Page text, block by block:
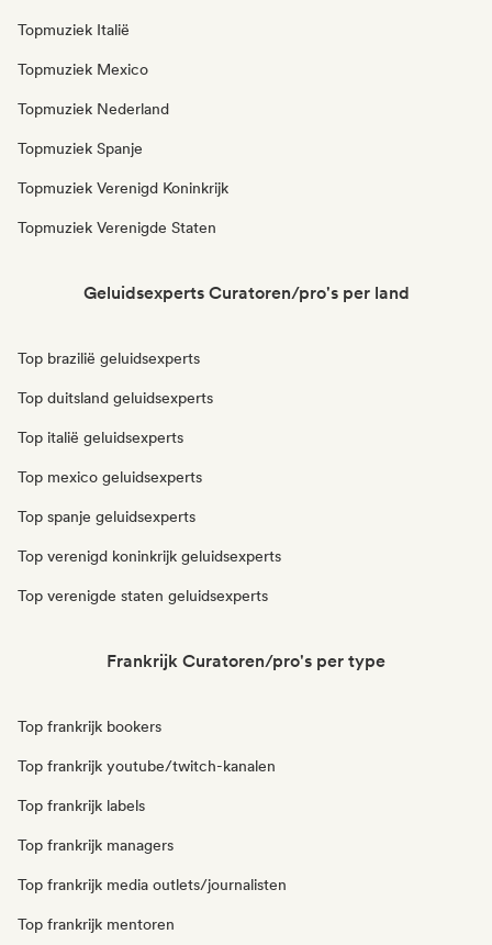
Topmuziek Italië
Topmuziek Mexico
Topmuziek Nederland
Topmuziek Spanje
Topmuziek Verenigd Koninkrijk
Topmuziek Verenigde Staten
Geluidsexperts Curatoren/pro's per land
Top brazilië geluidsexperts
Top duitsland geluidsexperts
Top italië geluidsexperts
Top mexico geluidsexperts
Top spanje geluidsexperts
Top verenigd koninkrijk geluidsexperts
Top verenigde staten geluidsexperts
Frankrijk Curatoren/pro's per type
Top frankrijk bookers
Top frankrijk youtube/twitch-kanalen
Top frankrijk labels
Top frankrijk managers
Top frankrijk media outlets/journalisten
Top frankrijk mentoren